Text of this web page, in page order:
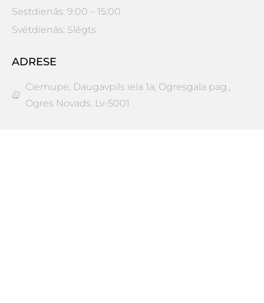
Sestdienās: 9:00 – 15:00
Svētdienās: Slēgts
ADRESE
Ciemupe, Daugavpils iela 1a, Ogresgala pag.,
Ogres Novads. Lv-5001